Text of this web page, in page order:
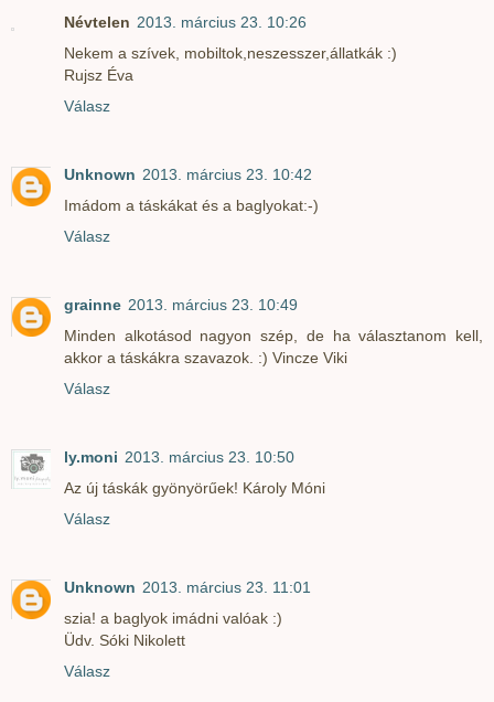
Névtelen 2013. március 23. 10:26
Nekem a szívek, mobiltok,neszesszer,állatkák :)
Rujsz Éva
Válasz
Unknown 2013. március 23. 10:42
Imádom a táskákat és a baglyokat:-)
Válasz
grainne 2013. március 23. 10:49
Minden alkotásod nagyon szép, de ha választanom kell,
akkor a táskákra szavazok. :) Vincze Viki
Válasz
ly.moni 2013. március 23. 10:50
Az új táskák gyönyörűek! Károly Móni
Válasz
Unknown 2013. március 23. 11:01
szia! a baglyok imádni valóak :)
Üdv. Sóki Nikolett
Válasz